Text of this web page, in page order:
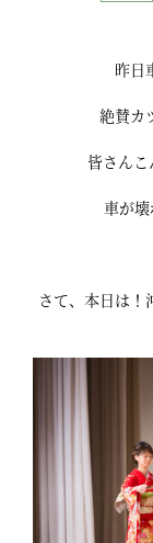
昨日
絶賛カ
皆さん
車が
さて、本日は